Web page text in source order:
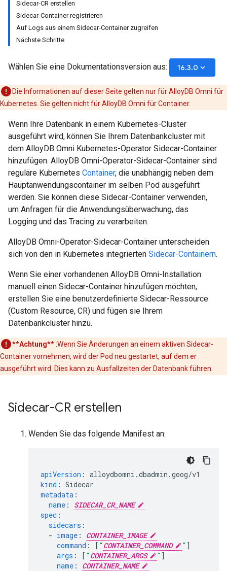
Sidecar-CR erstellen
Sidecar-Container registrieren
Auf Logs aus einem Sidecar-Container zugreifen
Nächste Schritte
Wählen Sie eine Dokumentationsversion aus: 16.3.0 keyboard_arrow_down
Die Informationen auf dieser Seite gelten nur für AlloyDB Omni für
Kubernetes. Sie gelten nicht für AlloyDB Omni für Container.
Wenn Ihre Datenbank in einem Kubernetes-Cluster
ausgeführt wird, können Sie Ihrem Datenbankcluster mit
dem AlloyDB Omni Kubernetes-Operator Sidecar-Container
hinzufügen. AlloyDB Omni-Operator-Sidecar-Container sind
reguläre Kubernetes Container, die unabhängig neben dem
Hauptanwendungscontainer im selben Pod ausgeführt
werden. Sie können diese Sidecar-Container verwenden,
um Anfragen für die Anwendungsüberwachung, das
Logging und das Tracing zu verarbeiten.
AlloyDB Omni-Operator-Sidecar-Container unterscheiden
sich von den in Kubernetes integrierten Sidecar-Containern.
Wenn Sie einer vorhandenen AlloyDB Omni-Installation
manuell einen Sidecar-Container hinzufügen möchten,
erstellen Sie eine benutzerdefinierte Sidecar-Ressource
(Custom Resource, CR) und fügen sie Ihrem
Datenbankcluster hinzu.
**Achtung**:Wenn Sie Änderungen an einem aktiven Sidecar-
Container vornehmen, wird der Pod neu gestartet, auf dem er
ausgeführt wird. Dies kann zu Ausfallzeiten der Datenbank führen.
Sidecar-CR erstellen
Wenden Sie das folgende Manifest an:
apiVersion : alloydbomni.dbadmin.goog/v1
kind : Sidecar
metadata :
name :
SIDECAR_CR_NAME
spec :
sidecars :
- image :
CONTAINER_IMAGE
command : [ " CONTAINER_COMMAND " ]
args : [ " CONTAINER_ARGS " ]
name : CONTAINER_NAME